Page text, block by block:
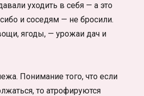
уходить в себя — а это
и соседям — не бросили.
ягоды, — урожаи дач и
Понимание того, что если
то атрофируются